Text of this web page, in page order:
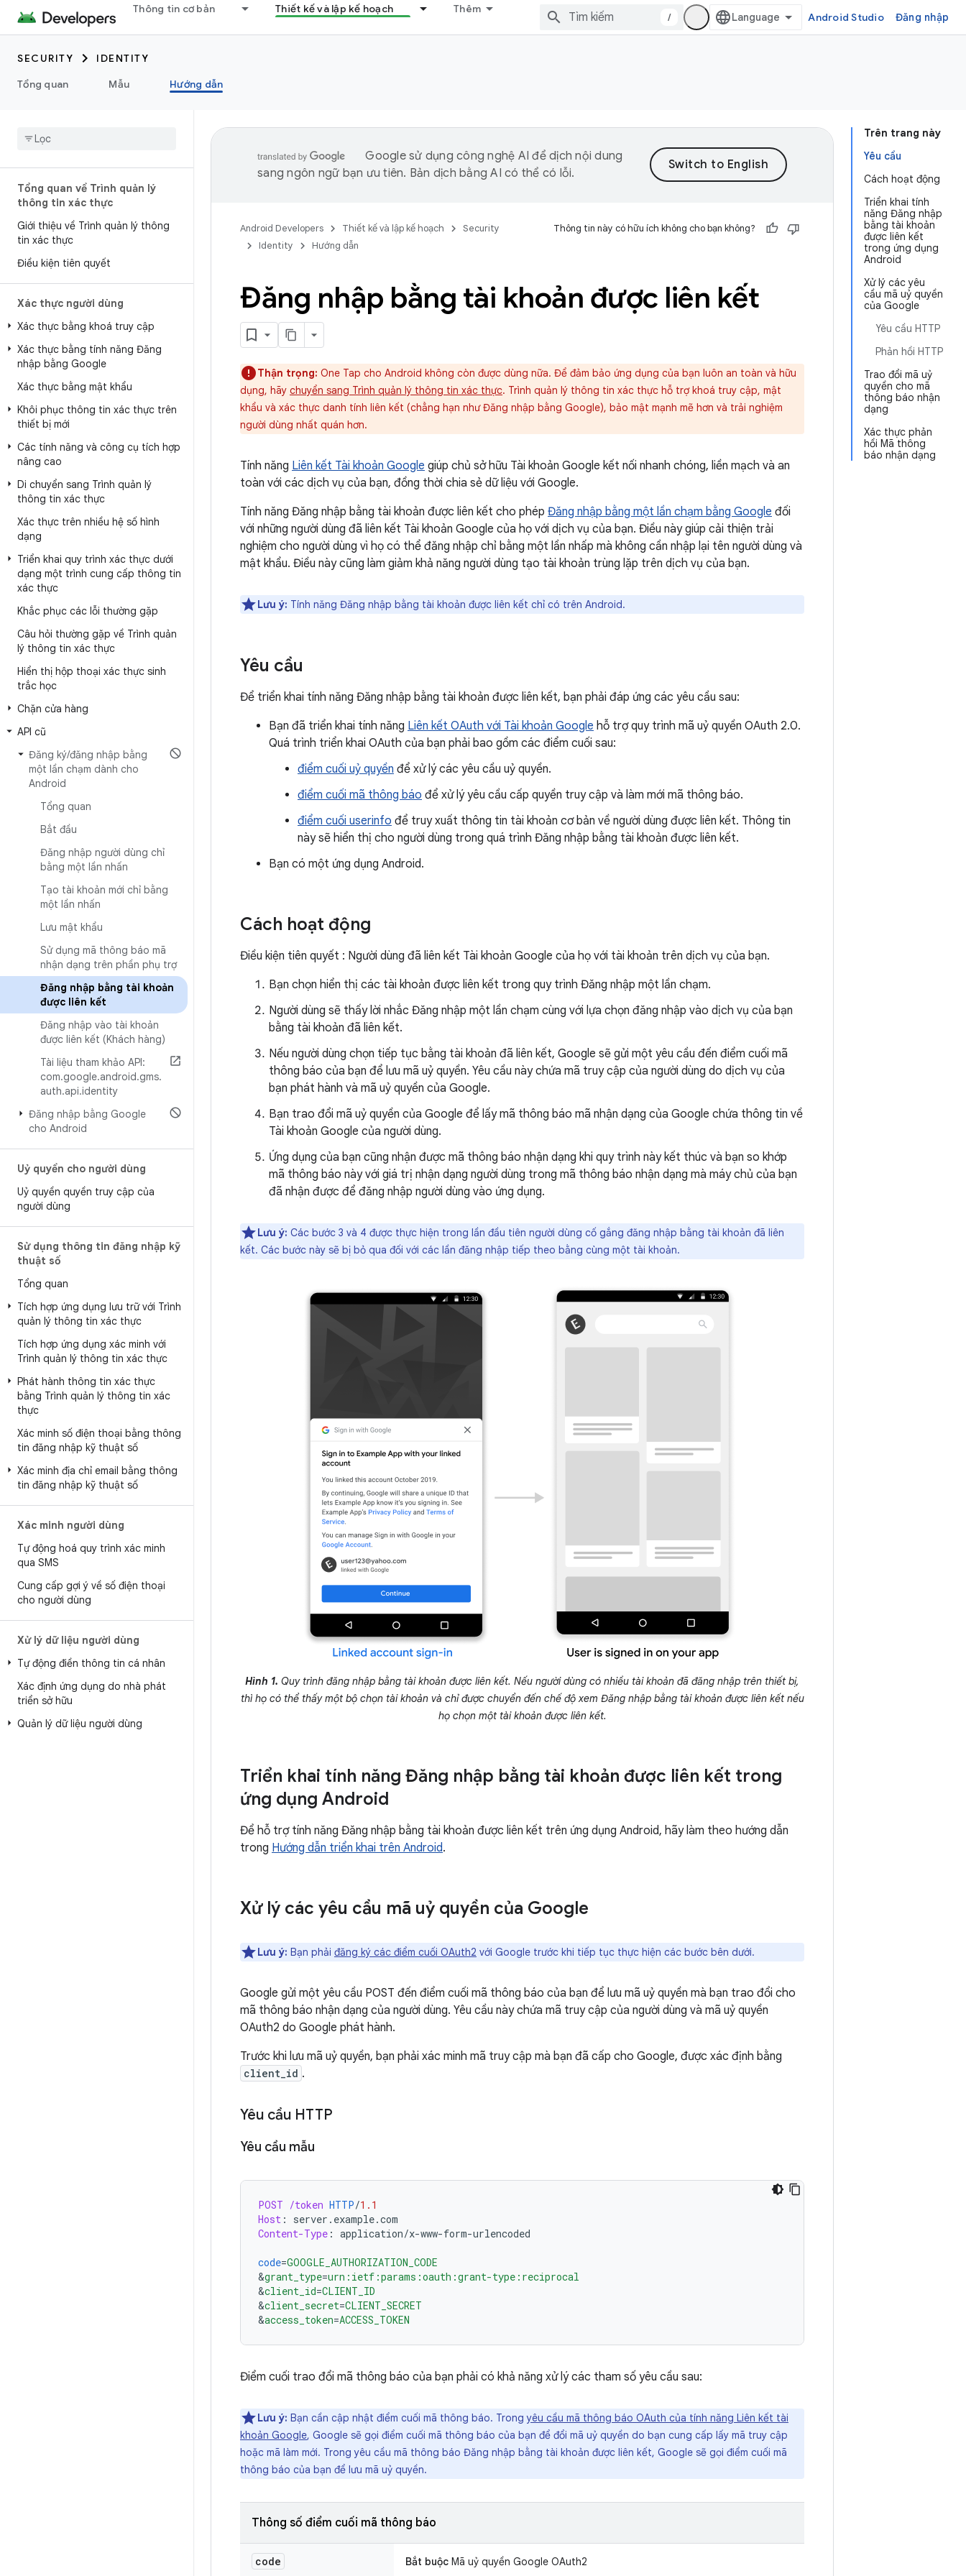
Thông tin cơ bản Thiết kế và lập kế hoạch Thêm
/ Android Studio Đăng nhập
SECURITY
IDENTITY
Tổng quan
Mẫu Hướng dẫn
Tổng quan về Trình quản lý
thông tin xác thực
Giới thiệu về Trình quản lý thông
tin xác thực
Điều kiện tiên quyết
Xác thực người dùng
Xác thực bằng khoá truy cập
Xác thực bằng tính năng Đăng
nhập bằng Google
Xác thực bằng mật khẩu
Khôi phục thông tin xác thực trên
thiết bị mới
Các tính năng và công cụ tích hợp
nâng cao
Di chuyển sang Trình quản lý
thông tin xác thực
Xác thực trên nhiều hệ số hình
dạng
Triển khai quy trình xác thực dưới
dạng một trình cung cấp thông tin
xác thực
Khắc phục các lỗi thường gặp
Câu hỏi thường gặp về Trình quản
lý thông tin xác thực
Hiển thị hộp thoại xác thực sinh
trắc học
Chặn cửa hàng
API cũ
Đăng ký/đăng nhập bằng
một lần chạm dành cho
Android
Tổng quan
Bắt đầu
Đăng nhập người dùng chỉ
bằng một lần nhấn
Tạo tài khoản mới chỉ bằng
một lần nhấn
Lưu mật khẩu
Sử dụng mã thông báo mã
nhận dạng trên phần phụ trợ
Đăng nhập bằng tài khoản
được liên kết
Đăng nhập vào tài khoản
được liên kết (Khách hàng)
Tài liệu tham khảo API:
com.google.android.gms.
auth.api.identity
Đăng nhập bằng Google
cho Android
Uỷ quyền cho người dùng
Uỷ quyền quyền truy cập của
người dùng
Sử dụng thông tin đăng nhập kỹ
thuật số
Tổng quan
Tích hợp ứng dụng lưu trữ với Trình
quản lý thông tin xác thực
Tích hợp ứng dụng xác minh với
Trình quản lý thông tin xác thực
Phát hành thông tin xác thực
bằng Trình quản lý thông tin xác
thực
Xác minh số điện thoại bằng thông
tin đăng nhập kỹ thuật số
Xác minh địa chỉ email bằng thông
tin đăng nhập kỹ thuật số
Xác minh người dùng
Tự động hoá quy trình xác minh
qua SMS
Cung cấp gợi ý về số điện thoại
cho người dùng
Xử lý dữ liệu người dùng
Tự động điền thông tin cá nhân
Xác định ứng dụng do nhà phát
triển sở hữu
Quản lý dữ liệu người dùng
Trên trang này
Yêu cầu
Cách hoạt động
Triển khai tính
năng Đăng nhập
bằng tài khoản
được liên kết
trong ứng dụng
Android
Xử lý các yêu
cầu mã uỷ quyền
của Google
Yêu cầu HTTP
Phản hồi HTTP
Trao đổi mã uỷ
quyền cho mã
thông báo nhận
dạng
Xác thực phản
hồi Mã thông
báo nhận dạng
Google sử dụng công nghệ AI để dịch nội dung
sang ngôn ngữ bạn ưu tiên. Bản dịch bằng AI có thể có lỗi.
Android Developers Thiết kế và lập kế hoạch
Security
Identity
Hướng dẫn
Thông tin này có hữu ích không cho bạn không?
Đăng nhập bằng tài khoản được liên kết
Thận trọng: One Tap cho Android không còn được dùng nữa. Để đảm bảo ứng dụng của bạn luôn an toàn và hữu
dụng, hãy chuyển sang Trình quản lý thông tin xác thực. Trình quản lý thông tin xác thực hỗ trợ khoá truy cập, mật
khẩu và xác thực danh tính liên kết (chẳng hạn như Đăng nhập bằng Google), bảo mật mạnh mẽ hơn và trải nghiệm
người dùng nhất quán hơn.
Tính năng Liên kết Tài khoản Google giúp chủ sở hữu Tài khoản Google kết nối nhanh chóng, liền mạch và an
toàn với các dịch vụ của bạn, đồng thời chia sẻ dữ liệu với Google.
Tính năng Đăng nhập bằng tài khoản được liên kết cho phép Đăng nhập bằng một lần chạm bằng Google đối
với những người dùng đã liên kết Tài khoản Google của họ với dịch vụ của bạn. Điều này giúp cải thiện trải
nghiệm cho người dùng vì họ có thể đăng nhập chỉ bằng một lần nhấp mà không cần nhập lại tên người dùng và
mật khẩu. Điều này cũng làm giảm khả năng người dùng tạo tài khoản trùng lặp trên dịch vụ của bạn.
Lưu ý: Tính năng Đăng nhập bằng tài khoản được liên kết chỉ có trên Android.
Yêu cầu
Để triển khai tính năng Đăng nhập bằng tài khoản được liên kết, bạn phải đáp ứng các yêu cầu sau:
Bạn đã triển khai tính năng Liên kết OAuth với Tài khoản Google hỗ trợ quy trình mã uỷ quyền OAuth 2.0.
Quá trình triển khai OAuth của bạn phải bao gồm các điểm cuối sau:
điểm cuối uỷ quyền để xử lý các yêu cầu uỷ quyền.
điểm cuối mã thông báo để xử lý yêu cầu cấp quyền truy cập và làm mới mã thông báo.
điểm cuối userinfo để truy xuất thông tin tài khoản cơ bản về người dùng được liên kết. Thông tin
này sẽ hiển thị cho người dùng trong quá trình Đăng nhập bằng tài khoản được liên kết.
Bạn có một ứng dụng Android.
Cách hoạt động
Điều kiện tiên quyết : Người dùng đã liên kết Tài khoản Google của họ với tài khoản trên dịch vụ của bạn.
Bạn chọn hiển thị các tài khoản được liên kết trong quy trình Đăng nhập một lần chạm.
Người dùng sẽ thấy lời nhắc Đăng nhập một lần chạm cùng với lựa chọn đăng nhập vào dịch vụ của bạn
bằng tài khoản đã liên kết.
Nếu người dùng chọn tiếp tục bằng tài khoản đã liên kết, Google sẽ gửi một yêu cầu đến điểm cuối mã
thông báo của bạn để lưu mã uỷ quyền. Yêu cầu này chứa mã truy cập của người dùng do dịch vụ của
bạn phát hành và mã uỷ quyền của Google.
Bạn trao đổi mã uỷ quyền của Google để lấy mã thông báo mã nhận dạng của Google chứa thông tin về
Tài khoản Google của người dùng.
Ứng dụng của bạn cũng nhận được mã thông báo nhận dạng khi quy trình này kết thúc và bạn so khớp
mã thông báo này với giá trị nhận dạng người dùng trong mã thông báo nhận dạng mà máy chủ của bạn
đã nhận được để đăng nhập người dùng vào ứng dụng.
Lưu ý: Các bước 3 và 4 được thực hiện trong lần đầu tiên người dùng cố gắng đăng nhập bằng tài khoản đã liên
kết. Các bước này sẽ bị bỏ qua đối với các lần đăng nhập tiếp theo bằng cùng một tài khoản.
Hình 1. Quy trình đăng nhập bằng tài khoản được liên kết. Nếu người dùng có nhiều tài khoản đã đăng nhập trên thiết bị,
thì họ có thể thấy một bộ chọn tài khoản và chỉ được chuyển đến chế độ xem Đăng nhập bằng tài khoản được liên kết nếu
họ chọn một tài khoản được liên kết.
Triển khai tính năng Đăng nhập bằng tài khoản được liên kết trong
ứng dụng Android
Để hỗ trợ tính năng Đăng nhập bằng tài khoản được liên kết trên ứng dụng Android, hãy làm theo hướng dẫn
trong Hướng dẫn triển khai trên Android.
Xử lý các yêu cầu mã uỷ quyền của Google
Lưu ý: Bạn phải đăng ký các điểm cuối OAuth2 với Google trước khi tiếp tục thực hiện các bước bên dưới.
Google gửi một yêu cầu POST đến điểm cuối mã thông báo của bạn để lưu mã uỷ quyền mà bạn trao đổi cho
mã thông báo nhận dạng của người dùng. Yêu cầu này chứa mã truy cập của người dùng và mã uỷ quyền
OAuth2 do Google phát hành.
Trước khi lưu mã uỷ quyền, bạn phải xác minh mã truy cập mà bạn đã cấp cho Google, được xác định bằng
client_id .
Yêu cầu HTTP
Yêu cầu mẫu
POST /token HTTP/1.1
Host :
server.example.com
Content-Type : application/x-www-form-urlencoded
code=GOOGLE_AUTHORIZATION_CODE
&grant_type=urn:ietf:params:oauth:grant-type:reciprocal
&client_id=CLIENT_ID
&client_secret=CLIENT_SECRET
&access_token=ACCESS_TOKEN
Điểm cuối trao đổi mã thông báo của bạn phải có khả năng xử lý các tham số yêu cầu sau:
Lưu ý: Bạn cần cập nhật điểm cuối mã thông báo. Trongyêu cầu mã thông báo OAuth của tính năng Liên kết tài
khoản Google, Google sẽ gọi điểm cuối mã thông báo của bạn để đổi mã uỷ quyền do bạn cung cấp lấy mã truy cập
hoặc mã làm mới. Trong yêu cầu mã thông báo Đăng nhập bằng tài khoản được liên kết, Google sẽ gọi điểm cuối mã
thông báo của bạn để lưu mã uỷ quyền.
Thông số điểm cuối mã thông báo
code Bắt buộc Mã uỷ quyền Google OAuth2